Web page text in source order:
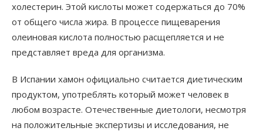
холестерин. Этой кислоты может содержаться до 70%
от общего числа жира. В процессе пищеварения
олеиновая кислота полностью расщепляется и не
представляет вреда для организма.
В Испании хамон официально считается диетическим
продуктом, употреблять который может человек в
любом возрасте. Отечественные диетологи, несмотря
на положительные экспертизы и исследования, не